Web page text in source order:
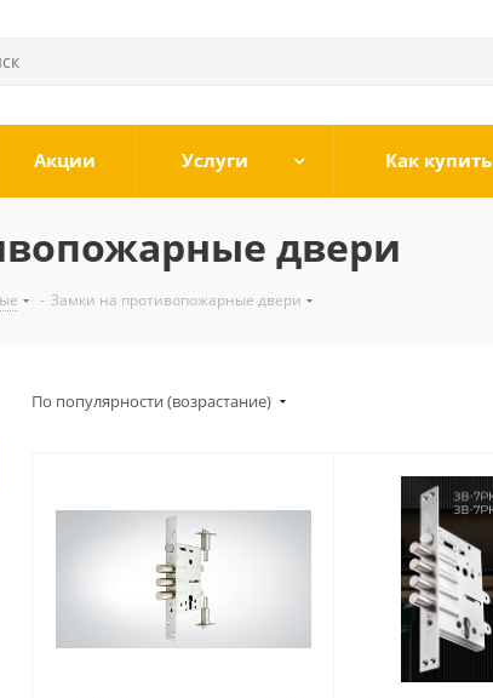
Акции Услуги Как купить
двери
- Замки на противопожарные двери
По популярности (возрастание)